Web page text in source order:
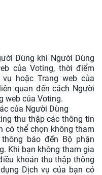
Dùng khi Người Dùng
của Voting, thời điểm
hoặc Trang web của
quan đến cách Người
web của Voting.
của Người Dùng
thu thập các thông tin
có thể chọn không tham
báo đến Bộ phận
Khi bạn không tham gia
khoản thu thập thông
Dịch vụ của bạn có